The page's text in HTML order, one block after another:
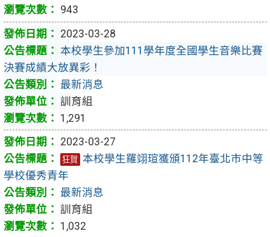
943
2023-03-28
本校學生參加111學年度全國學生音樂比賽
決賽成績大放異彩！
最新消息
訓育組
1,291
2023-03-27
狂賀
本校學生羅翊瑄獲頒112年臺北市中等
學校優秀青年
最新消息
訓育組
1,032